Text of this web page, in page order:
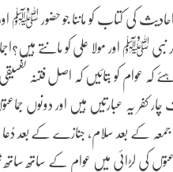
کی کتاب کو ماننا جو حضور ﷺ اور
ﷺ اور مولا علی کو مانتے
کہ عوام کو بتائیں کہ اصل فتنہ
کفر یہ عبارتیں ہیں اور
کے بعد سلام، جنازے کے بعد دُعا
کی لڑائی میں عوام کے ساتھ